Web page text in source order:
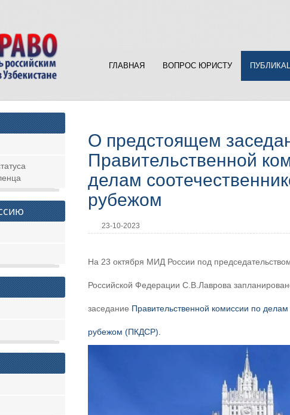
ГЛАВНАЯ ВОПРОС ЮРИСТУ
О предстоящем
Правительственной
делам
рубежом
23-10-2023
На 23 октября МИД России под
Российской Федерации С.В.Лаврова
заседание Правительственной комиссии по делам
рубежом (ПКДСР).